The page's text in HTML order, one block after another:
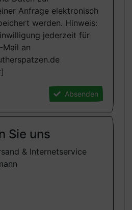
Anfrage elektronisch
werden. Hinweis:
jederzeit für
an
Absenden
Sie uns
& Internetservice